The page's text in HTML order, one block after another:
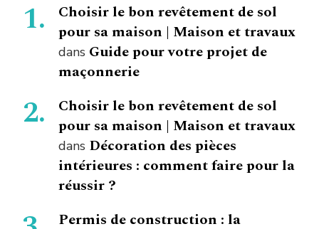
Choisir le bon revêtement de sol
pour sa maison | Maison et travaux
dans Guide pour votre projet de
maçonnerie
Choisir le bon revêtement de sol
pour sa maison | Maison et travaux
dans Décoration des pièces
intérieures : comment faire pour la
réussir ?
Permis de construction : la